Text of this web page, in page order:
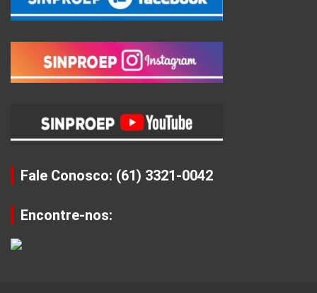
Fale Conosco: (61) 3321-0042
Encontre-nos: